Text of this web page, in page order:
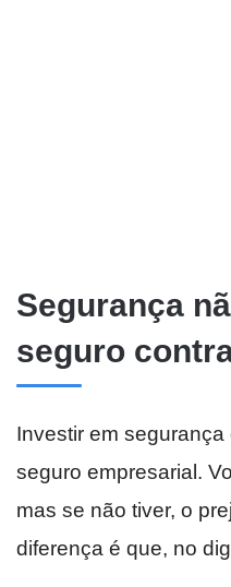
Segurança
seguro
Investir em
seguro empresarial.
mas se não tiver, o
diferença é que, no